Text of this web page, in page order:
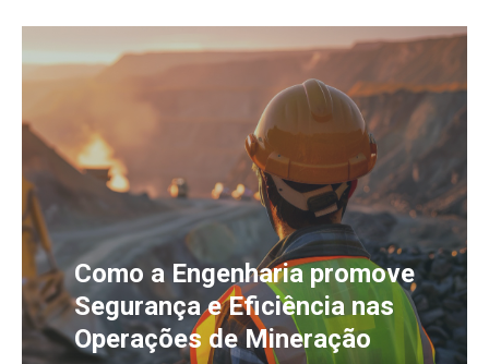
Como a Engenharia promove
Segurança e Eficiência nas
Operações de Mineração